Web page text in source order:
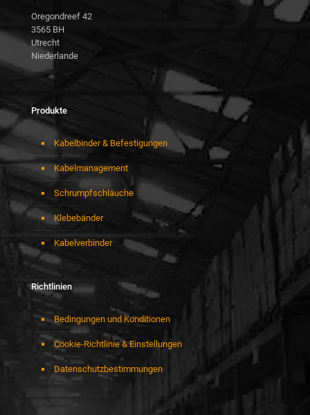
Oregondreef 42
3565 BH
Utrecht
Niederlande
Produkte
Kabelbinder & Befestigungen
Kabelmanagement
Schrumpfschläuche
Klebebänder
Kabelverbinder
Richtlinien
Bedingungen und Konditionen
Cookie-Richtlinie & Einstellungen
Datenschutzbestimmungen